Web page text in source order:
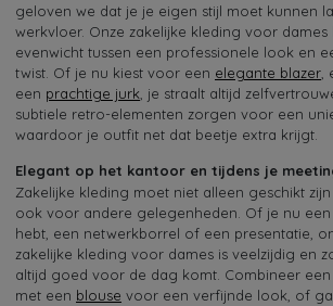
geloven we dat je je eigen stijl moet kunnen
werkvloer. Onze zakelijke kleding voor
evenwicht tussen een professionele look en
twist. Of je nu kiest voor een elegante blazer
een prachtige jurk , je straalt altijd
subtiele retro-elementen zorgen voor een
waardoor je outfit net dat beetje extra krijgt.
Elegant op het kantoor en tijdens je
Zakelijke kleding moet niet alleen geschikt
ook voor andere gelegenheden. Of je nu een
hebt, een netwerkborrel of een presentatie,
zakelijke kleding voor dames is veelzijdig en
altijd goed voor de dag komt. Combineer
met een blouse voor een verfijnde look, of